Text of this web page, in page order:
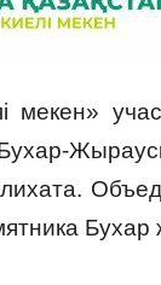
мекен»
Бухар